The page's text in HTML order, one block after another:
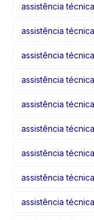
assistência
assistência
assistência
assistência
assistência
assistência
assistência
assistência
assistência